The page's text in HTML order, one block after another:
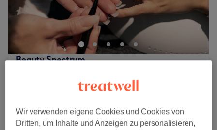
Beauty Spectrum
zu weiteren Stadtteilen, Stuttgart
Auf Karte anzeigen
Fingernägel lackieren mit Shellac
1 Std.
ab
Wir verwenden eigene Cookies und Cookies von
Dritten, um Inhalte und Anzeigen zu personalisieren,